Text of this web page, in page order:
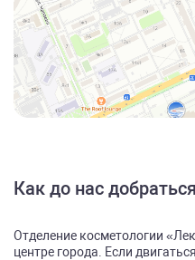
Как до нас
Отделение косметологии
центре города. Если